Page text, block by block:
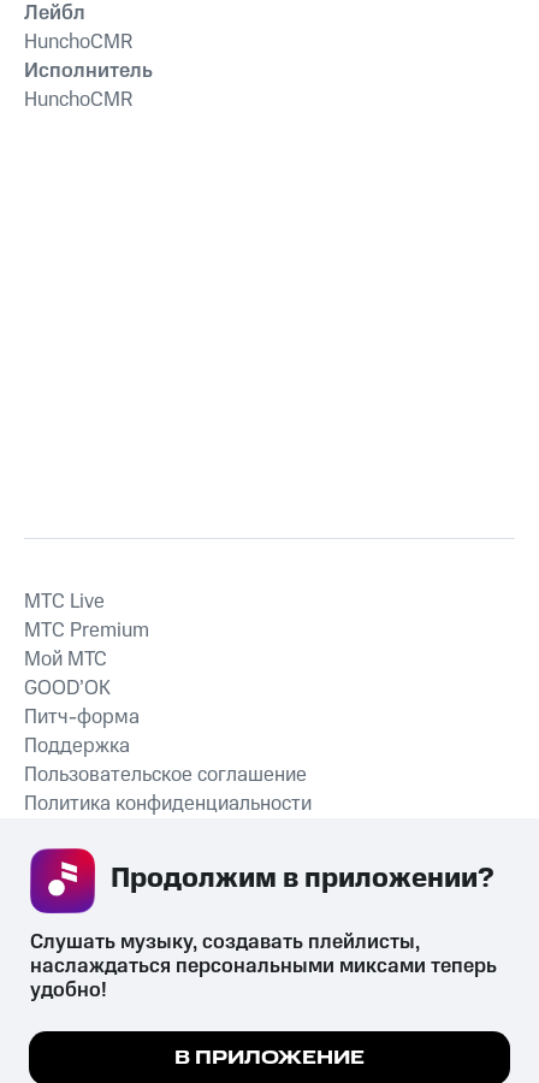
Лейбл
HunchoCMR
Исполнитель
HunchoCMR
СКАЧАТЬ ПРИЛОЖЕНИЕ
MTС Live
MTС Premium
Мой МТС
GOOD’OK
Питч-форма
Поддержка
Пользовательское соглашение
Политика конфиденциальности
психотропных веществ, их аналогов причиняет вред здоровью,
их незаконный оборот запрещён и влечёт установленную
Мы используем куки, чтобы на сайте все
Подробнее
Слушать музыку, создавать плейлисты,
наслаждаться персональными миксами теперь
удобно!
В ПРИЛОЖЕНИЕ